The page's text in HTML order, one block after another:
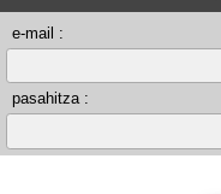
e-mail :
pasahitza :